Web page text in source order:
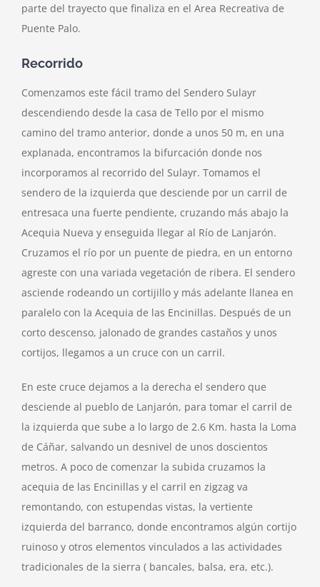
parte del trayecto que finaliza en el Area Recreativa de
Puente Palo.
Recorrido
Comenzamos este fácil tramo del Sendero Sulayr
descendiendo desde la casa de Tello por el mismo
camino del tramo anterior, donde a unos 50 m, en una
explanada, encontramos la bifurcación donde nos
incorporamos al recorrido del Sulayr. Tomamos el
sendero de la izquierda que desciende por un carril de
entresaca una fuerte pendiente, cruzando más abajo la
Acequia Nueva y enseguida llegar al Río de Lanjarón.
Cruzamos el río por un puente de piedra, en un entorno
agreste con una variada vegetación de ribera. El sendero
asciende rodeando un cortijillo y más adelante llanea en
paralelo con la Acequia de las Encinillas. Después de un
corto descenso, jalonado de grandes castaños y unos
cortijos, llegamos a un cruce con un carril.
En este cruce dejamos a la derecha el sendero que
desciende al pueblo de Lanjarón, para tomar el carril de
la izquierda que sube a lo largo de 2.6 Km. hasta la Loma
de Cáñar, salvando un desnivel de unos doscientos
metros. A poco de comenzar la subida cruzamos la
acequia de las Encinillas y el carril en zigzag va
remontando, con estupendas vistas, la vertiente
izquierda del barranco, donde encontramos algún cortijo
ruinoso y otros elementos vinculados a las actividades
tradicionales de la sierra ( bancales, balsa, era, etc.).